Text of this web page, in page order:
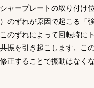
ャープレートの取り付け
のずれが原因で起こる「
のずれによって回転時に
振を引き起こします。こ
正することで振動はなく